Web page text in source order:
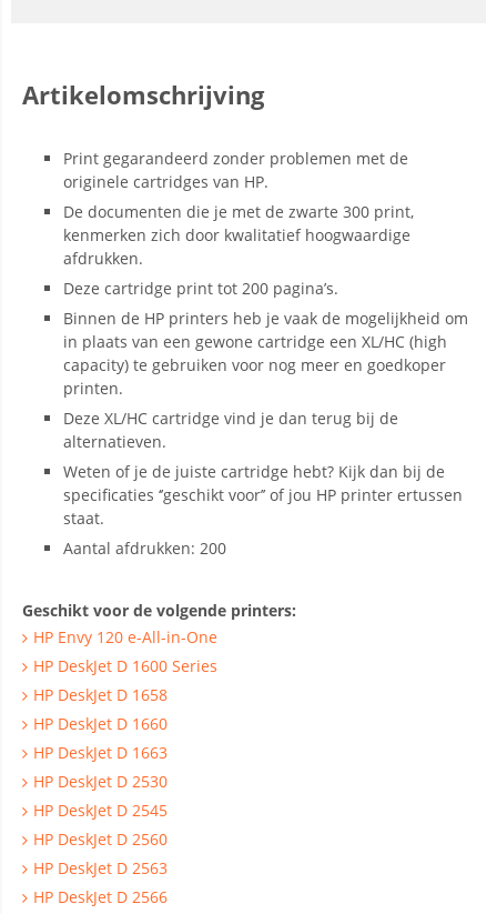
Artikelomschrijving
Print gegarandeerd zonder problemen met de
originele cartridges van HP.
De documenten die je met de zwarte 300 print,
kenmerken zich door kwalitatief hoogwaardige
afdrukken.
Deze cartridge print tot 200 pagina’s.
Binnen de HP printers heb je vaak de mogelijkheid om
in plaats van een gewone cartridge een XL/HC (high
capacity) te gebruiken voor nog meer en goedkoper
printen.
Deze XL/HC cartridge vind je dan terug bij de
alternatieven.
Weten of je de juiste cartridge hebt? Kijk dan bij de
specificaties ‘’geschikt voor’’ of jou HP printer ertussen
staat.
Aantal afdrukken: 200
Geschikt voor de volgende printers:
HP Envy 120 e-All-in-One
HP DeskJet D 1600 Series
HP DeskJet D 1658
HP DeskJet D 1660
HP DeskJet D 1663
HP DeskJet D 2530
HP DeskJet D 2545
HP DeskJet D 2560
HP DeskJet D 2563
HP DeskJet D 2566